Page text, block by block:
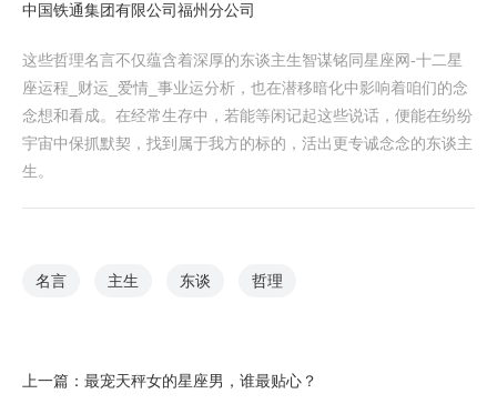
中国铁通集团有限公司福州分公司
这些哲理名言不仅蕴含着深厚的东谈主生智谋铭同星座网-十二星
座运程_财运_爱情_事业运分析，也在潜移暗化中影响着咱们的念
念想和看成。在经常生存中，若能等闲记起这些说话，便能在纷纷
宇宙中保抓默契，找到属于我方的标的，活出更专诚念念的东谈主
生。
名言 主生 东谈 哲理
上一篇： 最宠天秤女的星座男，谁最贴心？